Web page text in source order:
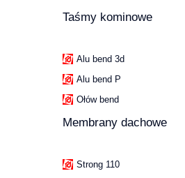
Taśmy kominowe
Alu bend 3d
Alu bend P
Ołów bend
Membrany dachowe
Strong 110